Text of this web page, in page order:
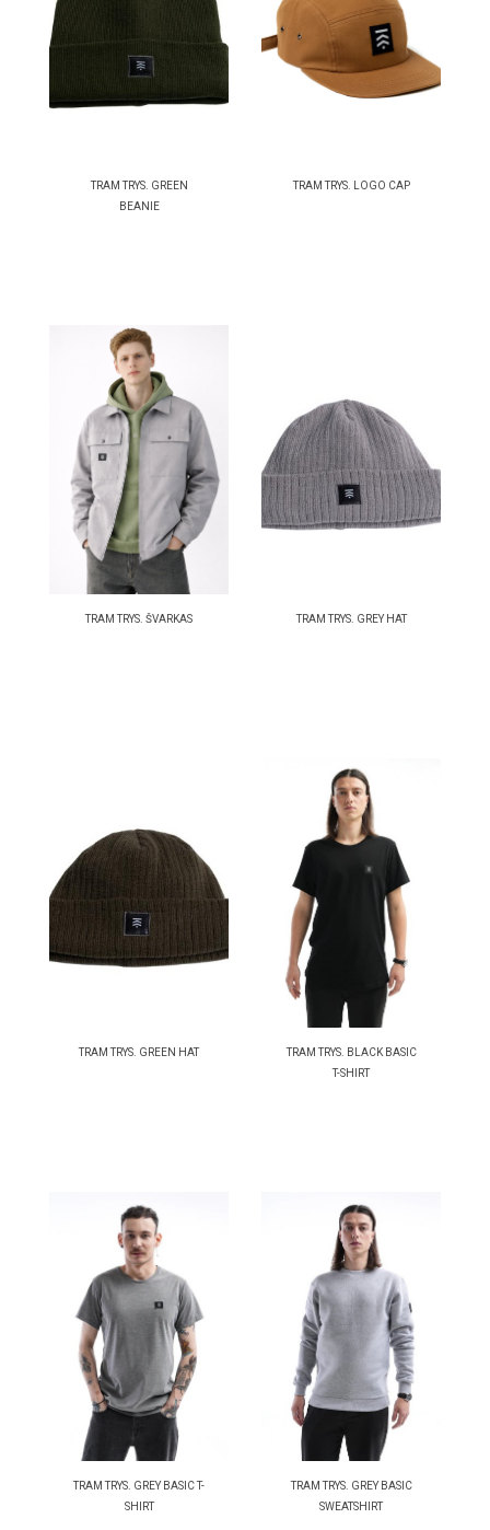
TRAM TRYS. GREEN
BEANIE
TRAM TRYS. LOGO CAP
TRAM TRYS. ŠVARKAS TRAM TRYS. GREY HAT
TRAM TRYS. GREEN HAT
TRAM TRYS. BLACK BASIC
T-SHIRT
TRAM TRYS. GREY BASIC T-
SHIRT
TRAM TRYS. GREY BASIC
SWEATSHIRT